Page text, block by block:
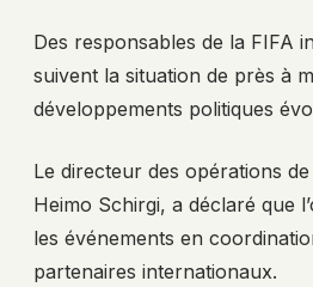
Des responsables de la FIFA
suivent la situation de près à
développements politiques
Le directeur des opérations
Heimo Schirgi, a déclaré que
les événements en
partenaires internationaux.